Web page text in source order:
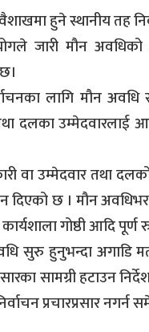
हुने स्थानीय तह
जारी मौन
लागि मौन
दलका उम्मेदवारलाई
वा उम्मेदवार तथा
दिएको छ । मौन
कार्यशाला गोष्ठी आदि
सुरु हुनुभन्दा अगाडि
सामग्री हटाउन
प्रचारप्रसार